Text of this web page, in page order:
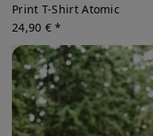
Print T-Shirt Atomic
24,90 € *